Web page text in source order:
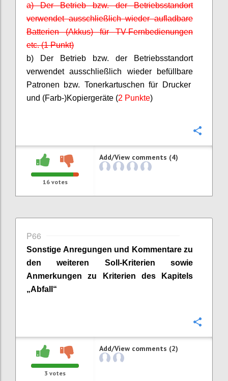
a) Der Betrieb bzw. der Betriebsstandort
verwendet ausschließlich wieder aufladbare
Batterien (Akkus) für TV-Fernbedienungen
etc. (1 Punkt)
b) Der Betrieb bzw. der Betriebsstandort
verwendet ausschließlich wieder
befüllbare
Patronen bzw. Tonerkartuschen für Drucker
und (Farb-)Kopiergeräte (2 Punkte)
16votes
Add/View comments (4)
P66
Sonstige Anregungen und Kommentare zu
den weiteren Soll-Kriterien sowie
Anmerkungen zu Kriterien des Kapitels
„Abfall “
3 votes
Add/View comments (2)